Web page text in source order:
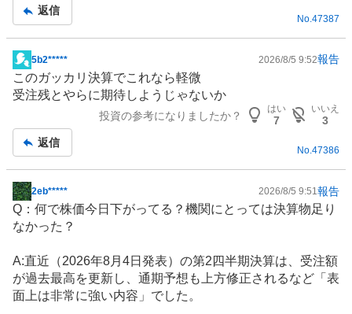
返信
No. 47387
掲
示
板
5b2***** 2026/8/5 9:52報告
このガッカリ決算でこれなら軽微
受注残とやらに期待しようじゃないか
投資の参考になりましたか？
はい
7
いいえ
3
返信
No.47386
掲
示
板
事
2eb***** 2026/8/5 9:51報告
Q：何で株価今日下がってる？機関にとっては決算物足り
なかった？
A:直近（2026年8月4日発表）の第2四半期決算は、受注額
が過去最高を更新し、通期予想も上方修正されるなど「表
面上は非常に強い内容」でした。